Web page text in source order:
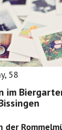
, 58
im
der